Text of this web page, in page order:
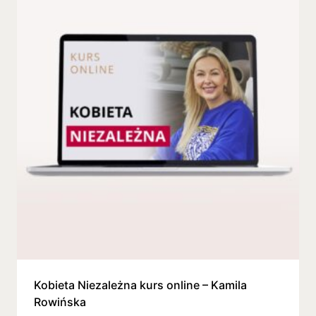
Kobieta Niezależna kurs online – Kamila
Rowińska